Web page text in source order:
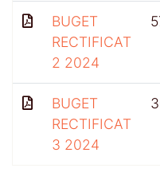
BUGET
RECTIFICAT
2 2024
BUGET
RECTIFICAT
3 2024